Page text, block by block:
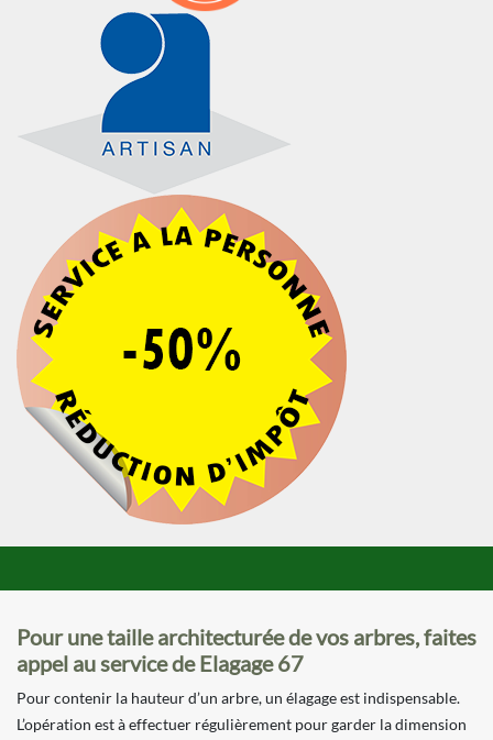
Pour une taille architecturée de vos arbres, faites
appel au service de Elagage 67
Pour contenir la hauteur d’un arbre, un élagage est indispensable.
L’opération est à effectuer régulièrement pour garder la dimension